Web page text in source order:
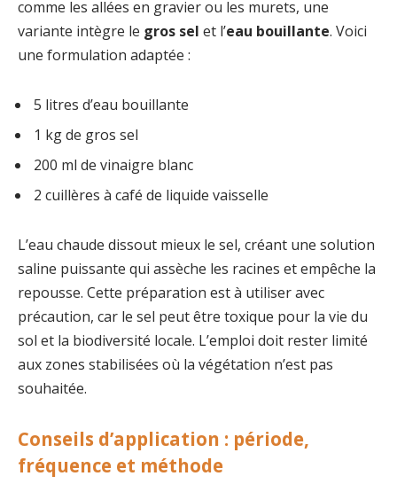
comme les allées en gravier ou les murets, une
variante intègre le gros sel et l’eau bouillante. Voici
une formulation adaptée :
5 litres d’eau bouillante
1 kg de gros sel
200 ml de vinaigre blanc
2 cuillères à café de liquide vaisselle
L’eau chaude dissout mieux le sel, créant une solution
saline puissante qui assèche les racines et empêche la
repousse. Cette préparation est à utiliser avec
précaution, car le sel peut être toxique pour la vie du
sol et la biodiversité locale. L’emploi doit rester limité
aux zones stabilisées où la végétation n’est pas
souhaitée.
Conseils d’application : période,
fréquence et méthode